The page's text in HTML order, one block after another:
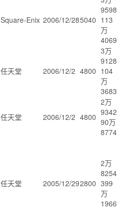
Square-Enix 2006/12/285040
9598
113
万
4069
任天堂 2006/12/2 4800
3万
9128
104
万
3683
任天堂 2006/12/2 4800
2万
9342
90万
8774
任天堂 2005/12/292800
2万
8254
399
万
1966